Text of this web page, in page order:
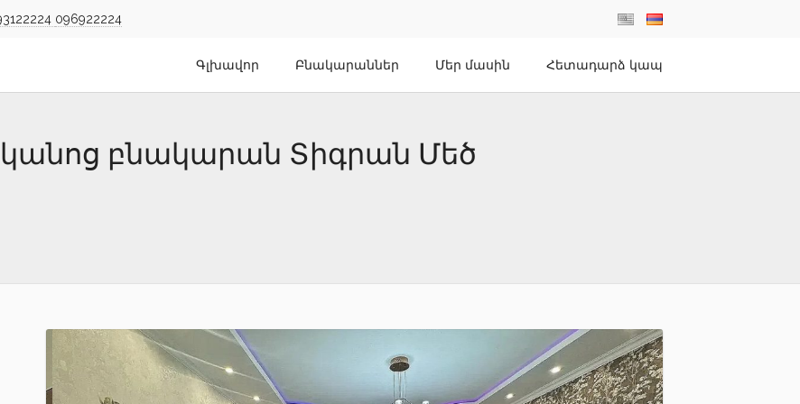
096922224
Գլխավոր Բնակարաններ Մեր մասին Հետադարձ կապ
բնակարան Տիգրան Մեծ